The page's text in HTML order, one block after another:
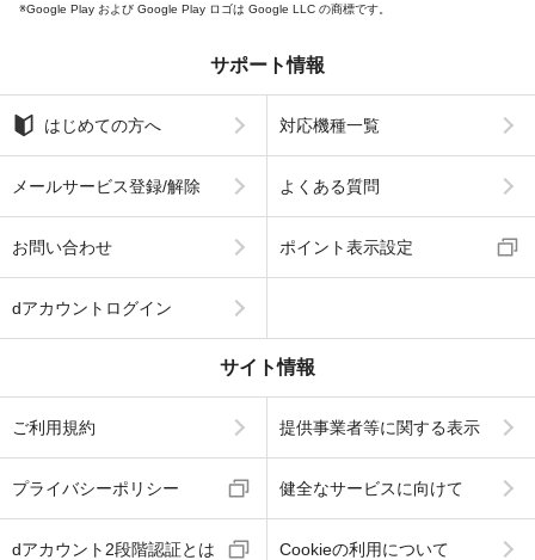
Google Play および Google Play ロゴは Google LLC の商標です。
サポート情報
はじめての方へ 対応機種一覧
メールサービス登録/解除 よくある質問
お問い合わせ ポイント表示設定
dアカウントログイン
サイト情報
ご利用規約 提供事業者等に関する表示
プライバシーポリシー 健全なサービスに向けて
dアカウント2段階認証とは Cookieの利用について